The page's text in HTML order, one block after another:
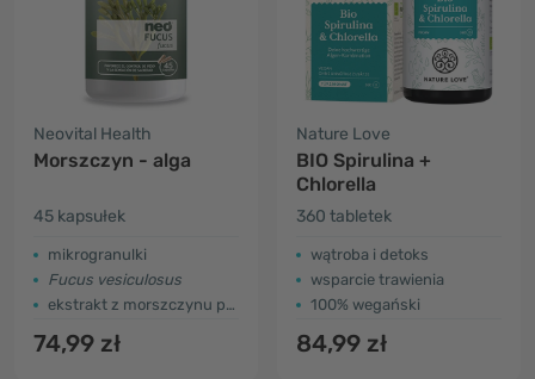
Neovital Health
Morszczyn - alga
45 kapsułek
mikrogranulki
Fucus vesiculosus
ekstrakt z morszczynu pęcherzykowatego
74,99 zł
Nature Love
BIO Spirulina +
Chlorella
360 tabletek
wątroba i detoks
wsparcie trawienia
100% wegański
84,99 zł